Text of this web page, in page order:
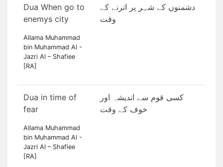
Dua When go to
enemys city
Allama Muhammad
bin Muhammad Al -
Jazri Al – Shafiee
[RA]
دشمنوں کے شہر پر اترنے کے
وقت
Dua in time of
fear
Allama Muhammad
bin Muhammad Al -
Jazri Al – Shafiee
[RA]
کسی قوم سے اندیشہ اور
خوف کے وقت